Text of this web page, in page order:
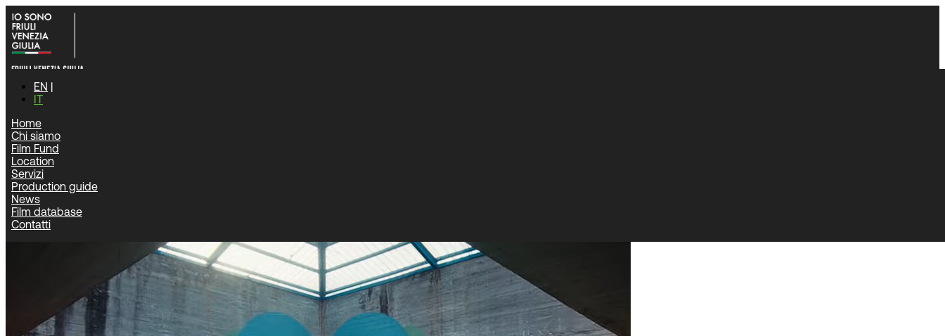
EN
IT
Home
Chi siamo
Film Fund
Location
Servizi
Production guide
News
Film database
Contatti
Home| News
News